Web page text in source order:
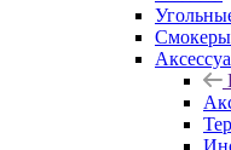
Смокеры